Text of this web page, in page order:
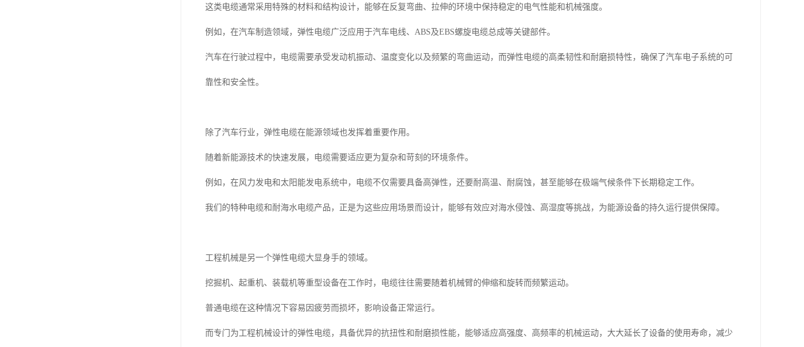
这类电缆通常采用特殊的材料和结构设计，能够在反复弯曲、拉伸的环境中保持稳定的电气性能和机械强度。
例如，在汽车制造领域，弹性电缆广泛应用于汽车电线、ABS及EBS螺旋电缆总成等关键部件。
汽车在行驶过程中，电缆需要承受发动机振动、温度变化以及频繁的弯曲运动，而弹性电缆的高柔韧性和耐磨损特性，确保了汽车电子系统的可
靠性和安全性。
除了汽车行业，弹性电缆在能源领域也发挥着重要作用。
随着新能源技术的快速发展，电缆需要适应更为复杂和苛刻的环境条件。
例如，在风力发电和太阳能发电系统中，电缆不仅需要具备高弹性，还要耐高温、耐腐蚀，甚至能够在极端气候条件下长期稳定工作。
我们的特种电缆和耐海水电缆产品，正是为这些应用场景而设计，能够有效应对海水侵蚀、高湿度等挑战，为能源设备的持久运行提供保障。
工程机械是另一个弹性电缆大显身手的领域。
挖掘机、起重机、装载机等重型设备在工作时，电缆往往需要随着机械臂的伸缩和旋转而频繁运动。
普通电缆在这种情况下容易因疲劳而损坏，影响设备正常运行。
而专门为工程机械设计的弹性电缆，具备优异的抗扭性和耐磨损性能，能够适应高强度、高频率的机械运动，大大延长了设备的使用寿命，减少